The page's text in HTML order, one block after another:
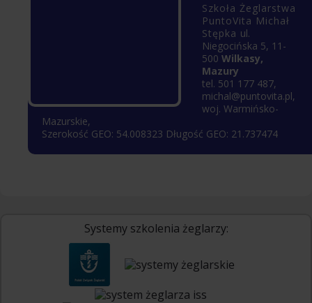
Szkoła Żeglarstwa
PuntoVita Michał
Stępka ul.
Niegocińska 5, 11-
500 Wilkasy,
Mazury
tel. 501 177 487,
michal@puntovita.pl,
woj. Warmińsko-
Mazurskie,
Szerokość GEO: 54.008323 Długość GEO: 21.737474
Systemy szkolenia żeglarzy: